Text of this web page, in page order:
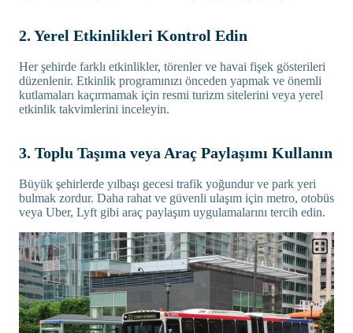
2. Yerel Etkinlikleri Kontrol Edin
Her şehirde farklı etkinlikler, törenler ve havai fişek gösterileri
düzenlenir. Etkinlik programınızı önceden yapmak ve önemli
kutlamaları kaçırmamak için resmi turizm sitelerini veya yerel
etkinlik takvimlerini inceleyin.
3. Toplu Taşıma veya Araç Paylaşımı Kullanın
Büyük şehirlerde yılbaşı gecesi trafik yoğundur ve park yeri
bulmak zordur. Daha rahat ve güvenli ulaşım için metro, otobüs
veya Uber, Lyft gibi araç paylaşım uygulamalarını tercih edin.